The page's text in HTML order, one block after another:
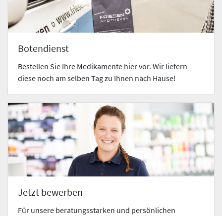
Botendienst
Bestellen Sie Ihre Medikamente hier vor. Wir liefern
diese noch am selben Tag zu Ihnen nach Hause!
Jetzt bewerben
Für unsere beratungsstarken und persönlichen